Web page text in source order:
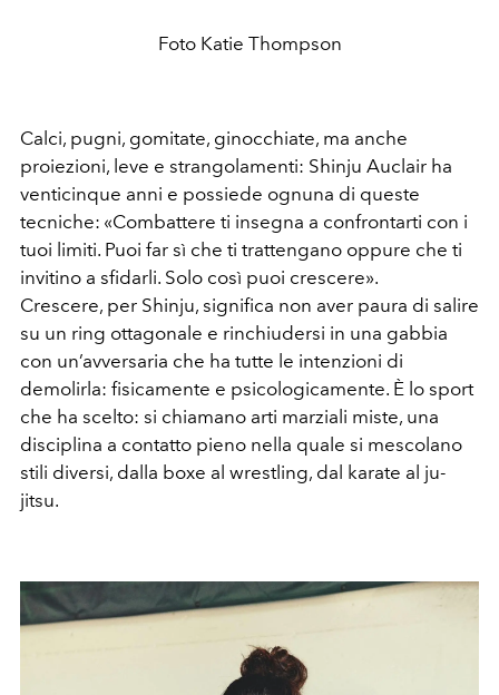
Foto Katie Thompson
Calci, pugni, gomitate, ginocchiate, ma anche
proiezioni, leve e strangolamenti: Shinju Auclair ha
venticinque anni e possiede ognuna di queste
tecniche: «Combattere ti insegna a confrontarti con i
tuoi limiti. Puoi far sì che ti trattengano oppure che ti
invitino a sfidarli. Solo così puoi crescere».
Crescere, per Shinju, significa non aver paura di salire
su un ring ottagonale e rinchiudersi in una gabbia
con un’avversaria che ha tutte le intenzioni di
demolirla: fisicamente e psicologicamente. È lo sport
che ha scelto: si chiamano arti marziali miste, una
disciplina a contatto pieno nella quale si mescolano
stili diversi, dalla boxe al wrestling, dal karate al ju-
jitsu.